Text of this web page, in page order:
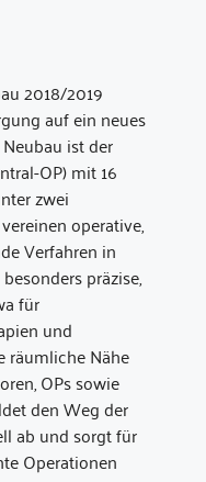
2018/2019
auf ein neues
ist der
OP) mit 16
zwei
operative,
Verfahren in
präzise,
für
und
räumliche Nähe
OPs sowie
den Weg der
ab und sorgt für
Operationen